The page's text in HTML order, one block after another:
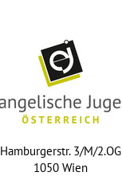
Hamburgerstr. 3/M/2.OG
1050 Wien